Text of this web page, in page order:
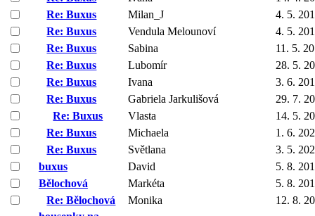
Re: Buxus
Milan_J
4. 5.
Re: Buxus
Vendula Melounoví
4. 5.
Re: Buxus
Sabina
11. 5.
Re: Buxus
Lubomír
28. 5.
Re: Buxus
Ivana
3. 6.
Re: Buxus
Gabriela Jarkulišová
29. 7.
Re: Buxus
Vlasta
14. 5.
Re: Buxus
Michaela
1. 6.
Re: Buxus
Světlana
3. 5.
buxus
David
5. 8.
Bělochová
Markéta
5. 8.
Re: Bělochová
Monika
12. 8.